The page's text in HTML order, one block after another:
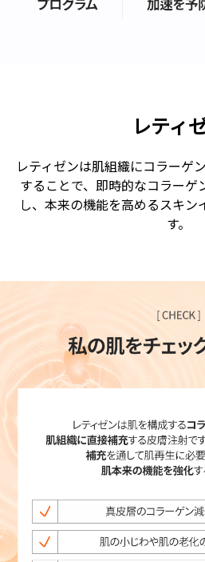
レティ
レティゼンは肌組織にコラーゲ
することで、即時的なコラーゲ
し、本来の機能を高めるスキン
す。